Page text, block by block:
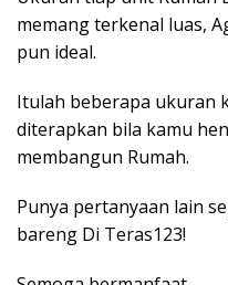
memang terkenal luas,
pun ideal.
Itulah beberapa ukuran
diterapkan bila kamu
membangun Rumah.
Punya pertanyaan lain
bareng Di Teras123!